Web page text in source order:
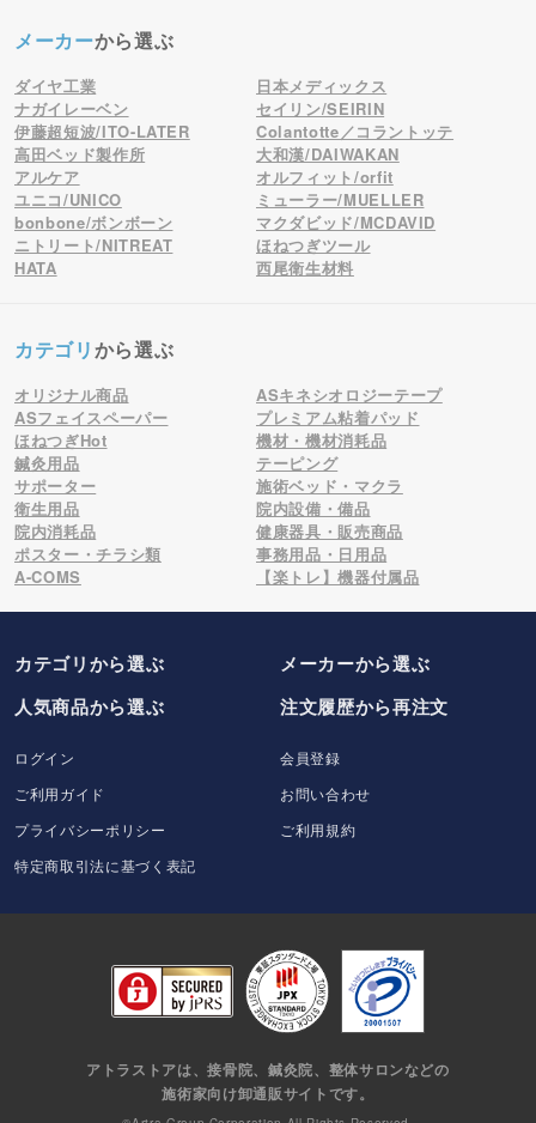
メーカーから選ぶ
ダイヤ工業
日本メディックス
ナガイレーベン
セイリン/SEIRIN
伊藤超短波/ITO-LATER
Colantotte／コラントッテ
高田ベッド製作所
大和漢/DAIWAKAN
アルケア
オルフィット/orfit
ユニコ/UNICO
ミューラー/MUELLER
bonbone/ボンボーン
マクダビッド/MCDAVID
ニトリート/NITREAT
ほねつぎツール
HATA
西尾衛生材料
カテゴリから選ぶ
オリジナル商品
ASキネシオロジーテープ
ASフェイスペーパー
プレミアム粘着パッド
ほねつぎHot
機材・機材消耗品
鍼灸用品
テーピング
サポーター
施術ベッド・マクラ
衛生用品
院内設備・備品
院内消耗品
健康器具・販売商品
ポスター・チラシ類
事務用品・日用品
A-COMS
【楽トレ】機器付属品
カテゴリから選ぶ メーカーから選ぶ
人気商品から選ぶ
注文履歴から再注文
ログイン
会員登録
ご利用ガイド
お問い合わせ
プライバシーポリシー
ご利用規約
特定商取引法に基づく表記
アトラストアは、接骨院、鍼灸院、整体サロンなどの
施術家向け卸通販サイトです。